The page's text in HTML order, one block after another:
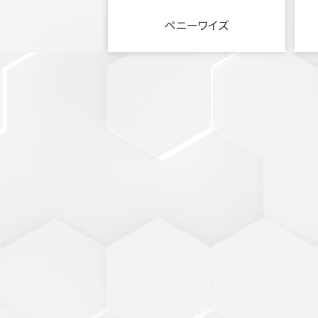
ペニーワイズ